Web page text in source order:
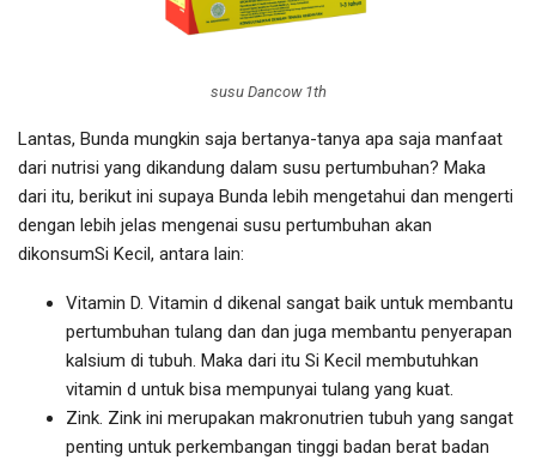
susu Dancow 1th
Lantas, Bunda mungkin saja bertanya-tanya apa saja manfaat
dari nutrisi yang dikandung dalam susu pertumbuhan? Maka
dari itu, berikut ini supaya Bunda lebih mengetahui dan mengerti
dengan lebih jelas mengenai susu pertumbuhan akan
dikonsumSi Kecil, antara lain:
Vitamin D. Vitamin d dikenal sangat baik untuk membantu
pertumbuhan tulang dan dan juga membantu penyerapan
kalsium di tubuh. Maka dari itu Si Kecil membutuhkan
vitamin d untuk bisa mempunyai tulang yang kuat.
Zink. Zink ini merupakan makronutrien tubuh yang sangat
penting untuk perkembangan tinggi badan berat badan